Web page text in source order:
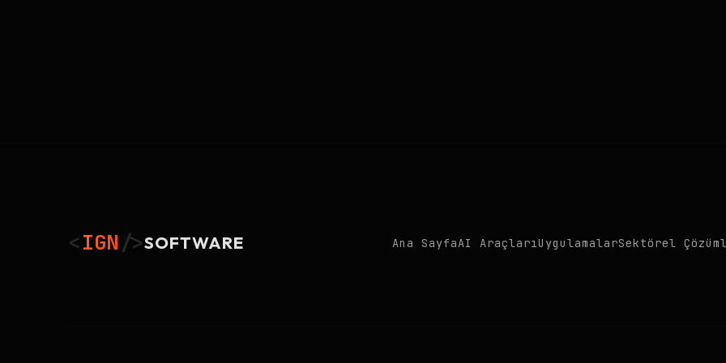
<IGN />SOFTWARE Ana SayfaAI Araçları UygulamalarSektörel